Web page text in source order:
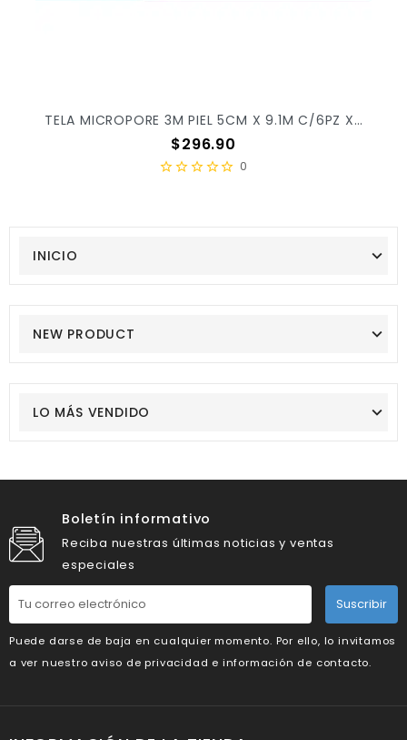
INICIO
NEW PRODUCT
LO MÁS VENDIDO
TELA MICROPORE 3M PIEL 5CM X 9.1M C/6PZ X/10
Precio
$296.90
0
Boletín informativo
Reciba nuestras últimas noticias y ventas
especiales
Suscribir
Puede darse de baja en cualquier momento. Por ello, lo invitamos
a ver nuestro aviso de privacidad e información de contacto.